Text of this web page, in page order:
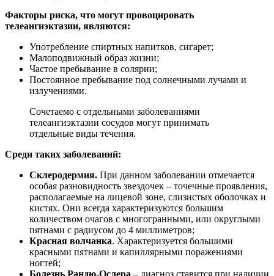
Факторы риска, что могут провоцировать
телеангиэктазии, являются:
Употребление спиртных напитков, сигарет;
Малоподвижный образ жизни;
Частое пребывание в солярии;
Постоянное пребывание под солнечными лучами и
излучениями.
Сочетаемо с отдельными заболеваниями
телеангиэктазии сосудов могут принимать
отдельные виды течения.
Среди таких заболеваний:
Склеродермия. При данном заболевании отмечается
особая разновидность звездочек – точечные проявления,
располагаемые на лицевой зоне, слизистых оболочках и
кистях. Они всегда характеризуются большим
количеством очагов с многогранными, или округлыми
пятнами с радиусом до 4 миллиметров;
Красная волчанка. Характеризуется большими
красными пятнами и капиллярными поражениями
ногтей;
Болезнь Рандю-Ослера – диагноз ставится при наличии